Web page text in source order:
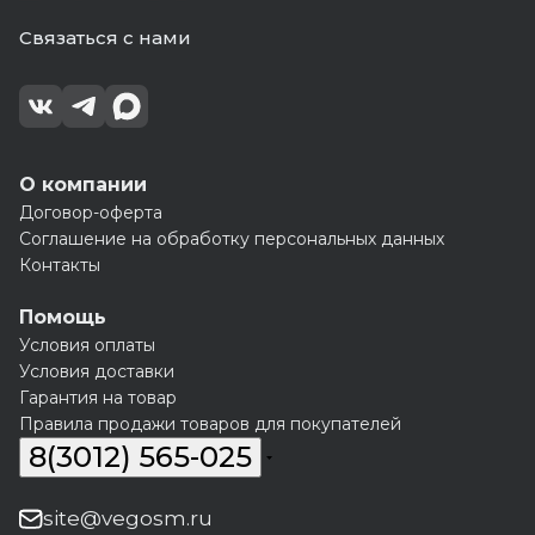
Связаться с нами
О компании
Договор-оферта
Соглашение на обработку персональных данных
Контакты
Помощь
Условия оплаты
Условия доставки
Гарантия на товар
Правила продажи товаров для покупателей
8(3012) 565-025
site@vegosm.ru